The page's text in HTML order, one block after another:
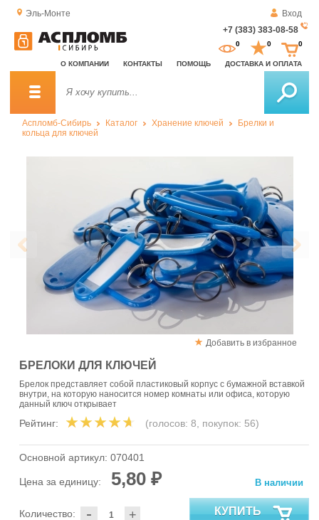
Эль-Монте
Вход
+7 (383) 383-08-58
О КОМПАНИИ КОНТАКТЫ ПОМОЩЬ ДОСТАВКА И ОПЛАТА
0 0 0
Аспломб-Сибирь Каталог Хранение ключей
Брелки и
кольца для ключей
Добавить в избранное
БРЕЛОКИ ДЛЯ КЛЮЧЕЙ
Брелок представляет собой пластиковый корпус с бумажной вставкой
внутри, на которую наносится номер комнаты или офиса, которую
данный ключ открывает
Рейтинг: (голосов: 8, покупок: 56)
Основной артикул: 070401
Цена за единицу: 5,80 ₽
- +
Количество:
В наличии
КУПИТЬ